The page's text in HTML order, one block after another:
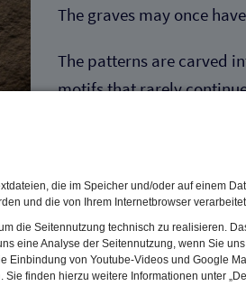
die im Speicher und/oder auf einem
und die von Ihrem Internetbrowser
die Seitennutzung technisch zu realisieren.
eine Analyse der Seitennutzung, wenn Sie
Einbindung von Youtube-Videos und Google
finden hierzu weitere Informationen unter
The graves may once
The patterns are carved
motifs that rarely
parallel lines, as well as
cross, and circular
Neither the idea behind
meanings of these
used on ceramics of the
from the early Urnfield